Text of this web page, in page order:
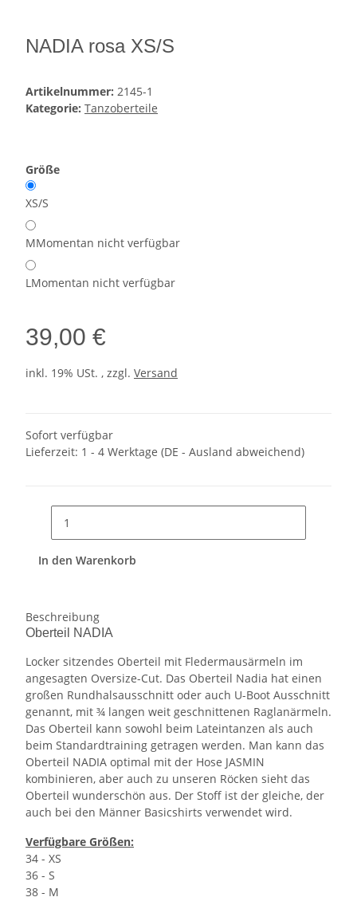
NADIA rosa XS/S
Artikelnummer: 2145-1
Kategorie: Tanzoberteile
Größe
XS/S
MMomentan nicht verfügbar
LMomentan nicht verfügbar
39,00 €
inkl. 19% USt. , zzgl. Versand
Sofort verfügbar
Lieferzeit: 1 - 4 Werktage (DE - Ausland abweichend)
In den Warenkorb
Beschreibung
Oberteil NADIA
Locker sitzendes Oberteil mit Fledermausärmeln im
angesagten Oversize-Cut. Das Oberteil Nadia hat einen
großen Rundhalsausschnitt oder auch U-Boot Ausschnitt
genannt, mit ¾ langen weit geschnittenen Raglanärmeln.
Das Oberteil kann sowohl beim Lateintanzen als auch
beim Standardtraining getragen werden. Man kann das
Oberteil NADIA optimal mit der Hose JASMIN
kombinieren, aber auch zu unseren Röcken sieht das
Oberteil wunderschön aus. Der Stoff ist der gleiche, der
auch bei den Männer Basicshirts verwendet wird.
Verfügbare Größen:
34 - XS
36 - S
38 - M